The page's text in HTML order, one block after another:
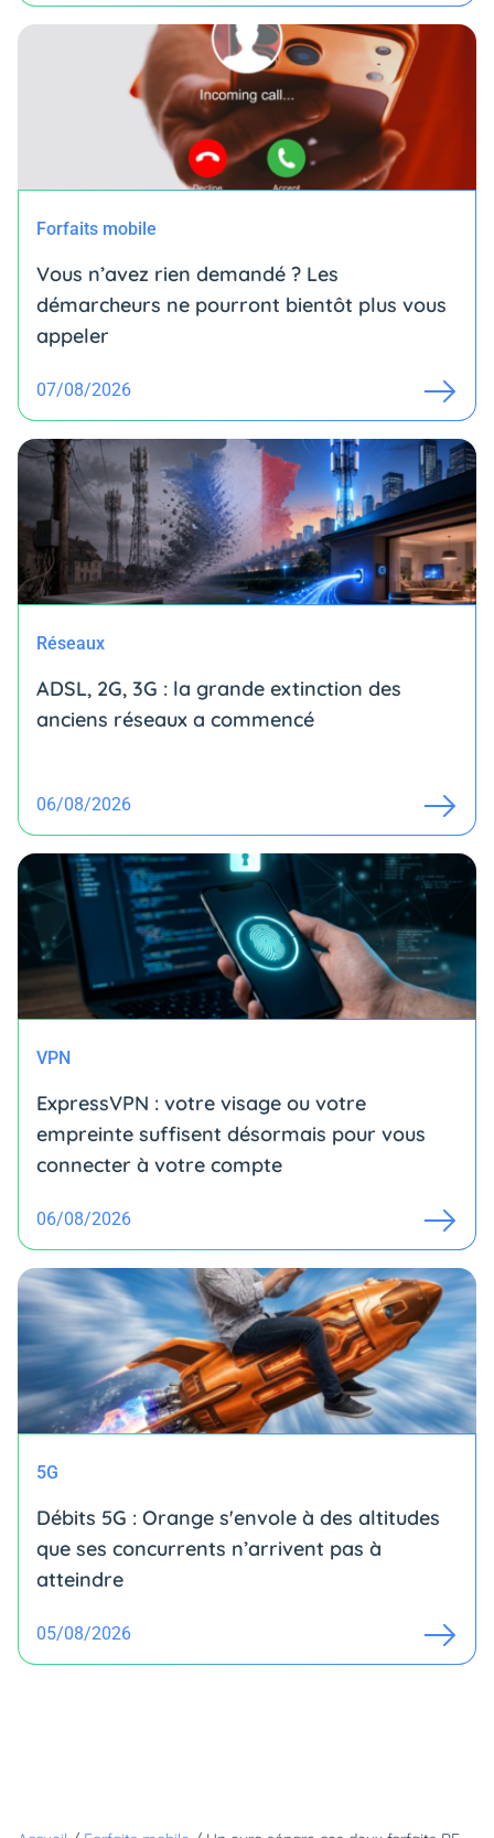
Forfaits mobile
Vous n’avez rien demandé ? Les
démarcheurs ne pourront bientôt plus vous
appeler
07/08/2026
Réseaux
ADSL, 2G, 3G : la grande extinction des
anciens réseaux a commencé
06/08/2026
VPN
ExpressVPN : votre visage ou votre
empreinte suffisent désormais pour vous
connecter à votre compte
06/08/2026
5G
Débits 5G : Orange s'envole à des altitudes
que ses concurrents n’arrivent pas à
atteindre
05/08/2026